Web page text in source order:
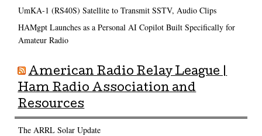
UmKA-1 (RS40S) Satellite to Transmit SSTV, Audio Clips
HAMgpt Launches as a Personal AI Copilot Built Specifically for
Amateur Radio
American Radio Relay League |
Ham Radio Association and
Resources
The ARRL Solar Update